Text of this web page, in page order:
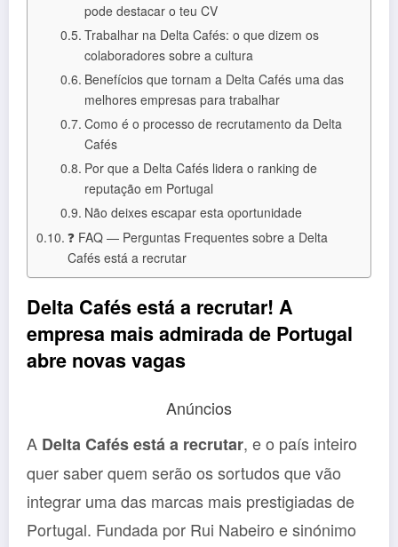
pode destacar o teu CV
Trabalhar na Delta Cafés: o que dizem os
colaboradores sobre a cultura
Benefícios que tornam a Delta Cafés uma das
melhores empresas para trabalhar
Como é o processo de recrutamento da Delta
Cafés
Por que a Delta Cafés lidera o ranking de
reputação em Portugal
Não deixes escapar esta oportunidade
❓ FAQ — Perguntas Frequentes sobre a Delta
Cafés está a recrutar
Delta Cafés está a recrutar! A
empresa mais admirada de Portugal
abre novas vagas
Anúncios
A Delta Cafés está a recrutar, e o país inteiro
quer saber quem serão os sortudos que vão
integrar uma das marcas mais prestigiadas de
Portugal. Fundada por Rui Nabeiro e sinónimo